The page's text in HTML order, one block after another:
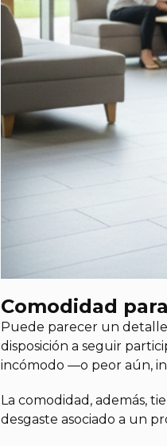
Comodidad
Puede parecer un
disposición a seguir
incómodo —o peor aún,
La comodidad, además,
desgaste asociado a un